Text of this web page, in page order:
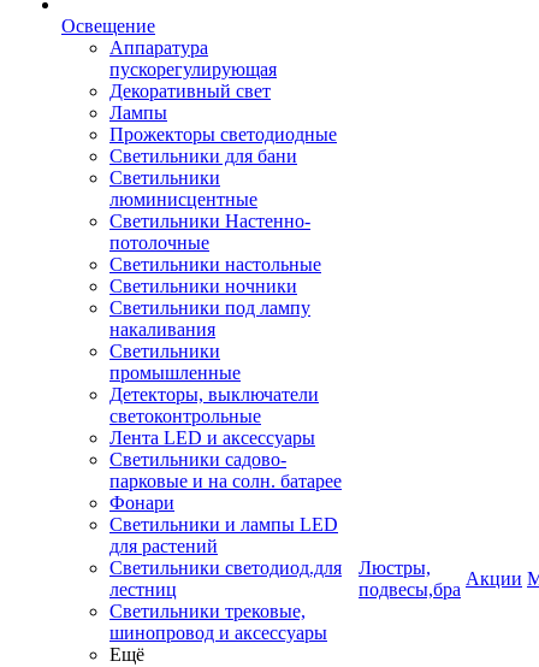
Освещение
Аппаратура
пускорегулирующая
Декоративный свет
Лампы
Прожекторы светодиодные
Светильники для бани
Светильники
люминисцентные
Светильники Настенно-
потолочные
Светильники настольные
Светильники ночники
Светильники под лампу
накаливания
Светильники
промышленные
Детекторы, выключатели
светоконтрольные
Лента LED и аксессуары
Светильники садово-
парковые и на солн. батарее
Фонари
Светильники и лампы LED
для растений
Светильники светодиод.для
лестниц
Светильники трековые,
шинопровод и аксессуары
Ещё
Люстры,
подвесы,бра
Акции